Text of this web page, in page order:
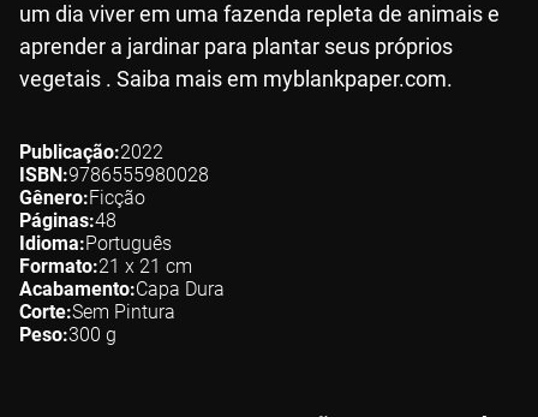
um dia viver em uma fazenda repleta de animais e
aprender a jardinar para plantar seus próprios
vegetais . Saiba mais em myblankpaper.com.
Publicação 2022
ISBN 9786555980028
Gênero Ficção
Páginas 48
Idioma Português
Formato 21 x 21 cm
Acabamento Capa Dura
Corte Sem Pintura
Peso 300 g